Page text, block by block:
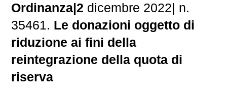
Ordinanza|2 dicembre 2022| n.
35461. Le donazioni oggetto di
riduzione ai fini della
reintegrazione della quota di
riserva